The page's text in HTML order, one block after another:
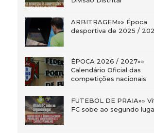
ARBITRAGEM»» Época
desportiva de 2025 /
ÉPOCA 2026 / 2027»»
Calendário Oficial das
competições nacionais
FUTEBOL DE PRAIA»»
FC sobe ao segundo